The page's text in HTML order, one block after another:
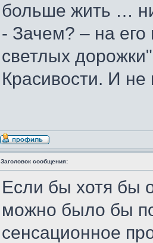
больше жить …
- Зачем? – на его
светлых
Красивости. И не
Заголовок сообщения:
Если бы хотя бы
можно было бы
сенсационное